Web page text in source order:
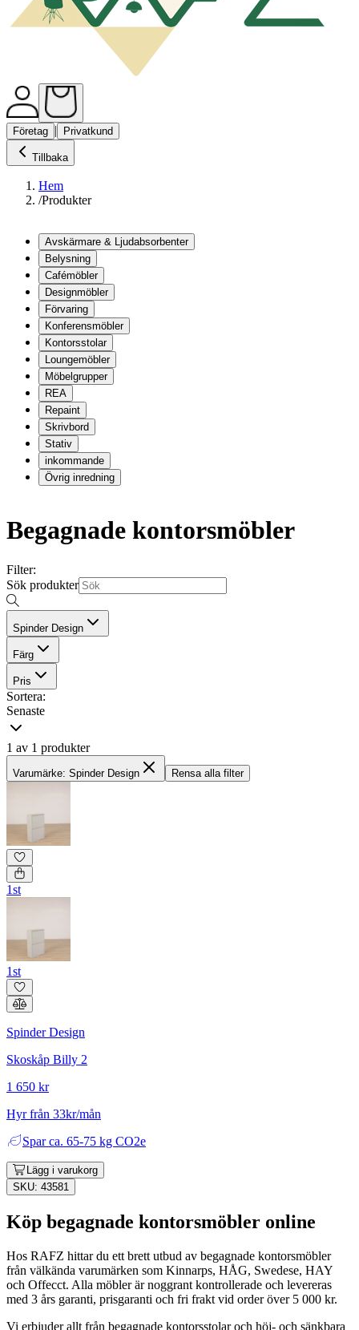
Företag | Privatkund
Tillbaka
Hem
/Produkter
Avskärmare & Ljudabsorbenter
Belysning
Cafémöbler
Designmöbler
Förvaring
Konferensmöbler
Kontorsstolar
Loungemöbler
Möbelgrupper
REA
Repaint
Skrivbord
Stativ
inkommande
Övrig inredning
Begagnade kontorsmöbler
Filter:
Sök produkter
Spinder Design
Färg
Pris
Sortera:
Senaste
1 av 1 produkter
Varumärke: Spinder Design Rensa alla filter
1st
1st
Spinder Design
Skoskåp Billy 2
1 650 kr
Hyr från 33kr/mån
Spar ca. 65-75 kg CO2e
Lägg i varukorg
SKU: 43581
Köp begagnade kontorsmöbler online
Hos RAFZ hittar du ett brett utbud av begagnade kontorsmöbler
från välkända varumärken som Kinnarps, HÅG, Swedese, HAY
och Offecct. Alla möbler är noggrant kontrollerade och levereras
med 3 års garanti, prisgaranti och fri frakt vid order över 5 000 kr.
Vi erbjuder allt från begagnade kontorsstolar och höj- och sänkbara